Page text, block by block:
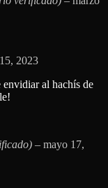
2023
al hachís de
– mayo 17,